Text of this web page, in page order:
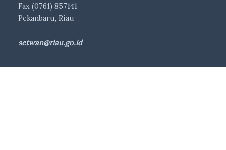
Fax (0761) 857141
Pekanbaru, Riau
setwan@riau.go.id